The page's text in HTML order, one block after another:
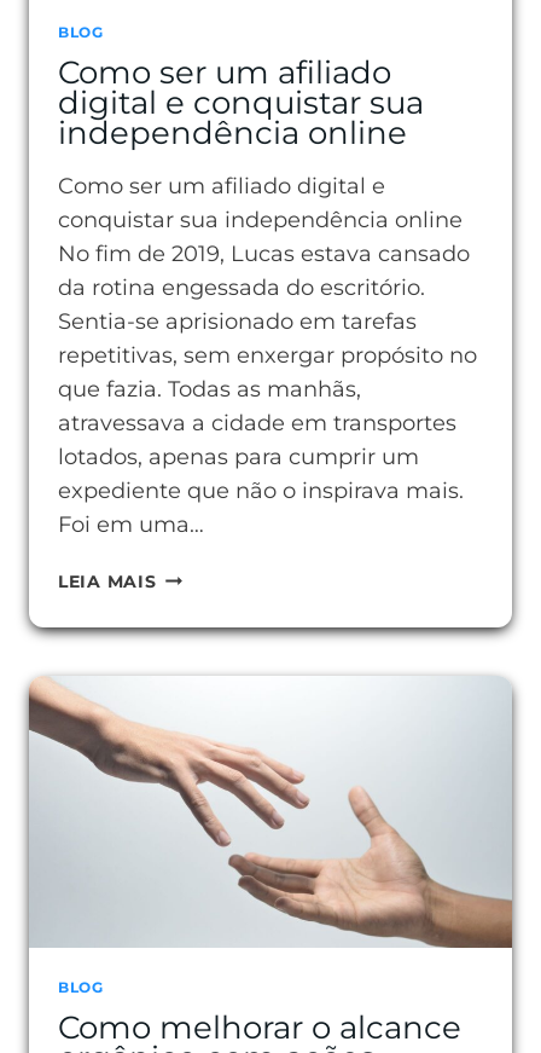
BLOG
Como ser um afiliado
digital e conquistar sua
independência online
Como ser um afiliado digital e
conquistar sua independência online
No fim de 2019, Lucas estava cansado
da rotina engessada do escritório.
Sentia-se aprisionado em tarefas
repetitivas, sem enxergar propósito no
que fazia. Todas as manhãs,
atravessava a cidade em transportes
lotados, apenas para cumprir um
expediente que não o inspirava mais.
Foi em uma…
LEIA MAISCOMO
AFILIADO
E
CONQUISTAR
SUA
INDEPENDÊNCIA
BLOG
Como melhorar o alcance